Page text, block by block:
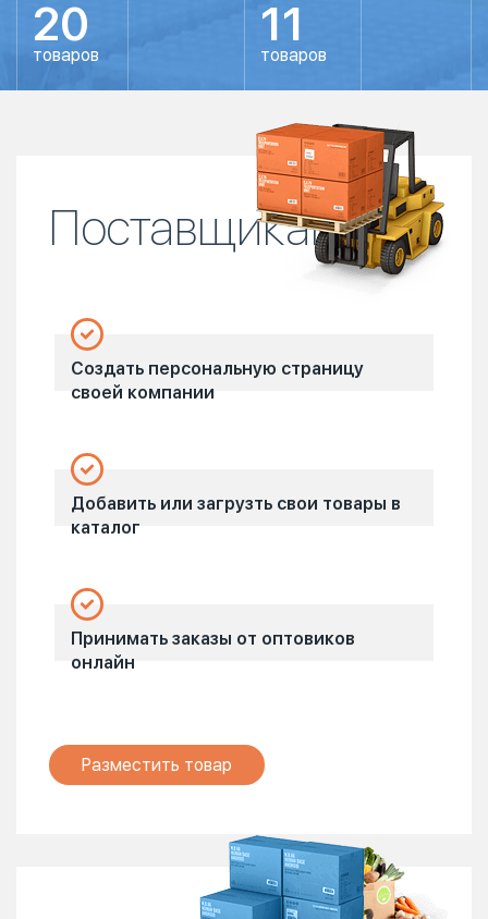
20
товаров
11
товаров
Поставщикам
Создать персональную страницу
своей компании
Добавить или загрузть свои товары в
каталог
Принимать заказы от оптовиков
онлайн
Разместить товар